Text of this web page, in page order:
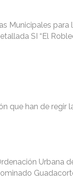
Municipales para
SI “El
que han de regir
Urbana